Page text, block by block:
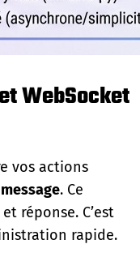
WebSocket
vos actions
. Ce
réponse. C’est
rapide.